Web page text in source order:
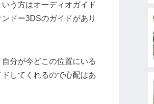
う方はオーディオガイド
ドー3DSのガイドがあり
分が今どこの位置にいる
してくれるので心配はあ